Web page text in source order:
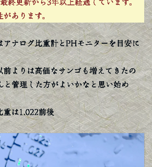
終更新から3年以上経過しています。
あります。
アナログ比重計とPHモニターを目安に
前よりは高価なサンゴも増えてきたの
と管理した方がよいかなと思い始め
重は1.022前後